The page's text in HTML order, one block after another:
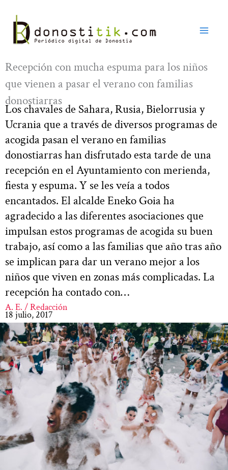
contenido
Recepción con mucha espuma para los niños
que vienen a pasar el verano con familias
donostiarras
Los chavales de Sahara, Rusia, Bielorrusia y
Ucrania que a través de diversos programas de
acogida pasan el verano en familias
donostiarras han disfrutado esta tarde de una
recepción en el Ayuntamiento con merienda,
fiesta y espuma. Y se les veía a todos
encantados. El alcalde Eneko Goia ha
agradecido a las diferentes asociaciones que
impulsan estos programas de acogida su buen
trabajo, así como a las familias que año tras año
se implican para dar un verano mejor a los
niños que viven en zonas más complicadas. La
recepción ha contado con…
A. E. / Redacción
18 julio, 2017